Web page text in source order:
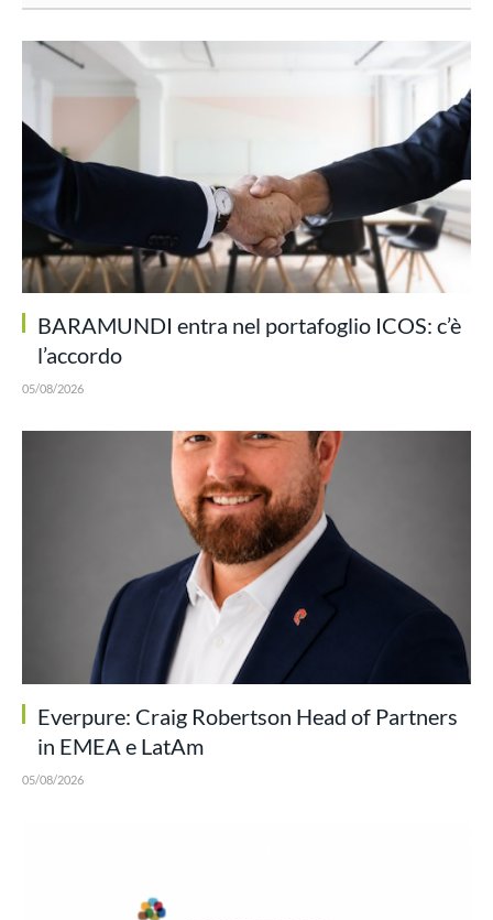
BARAMUNDI entra nel portafoglio ICOS: c’è
l’accordo
05/08/2026
Everpure: Craig Robertson Head of Partners
in EMEA e LatAm
05/08/2026